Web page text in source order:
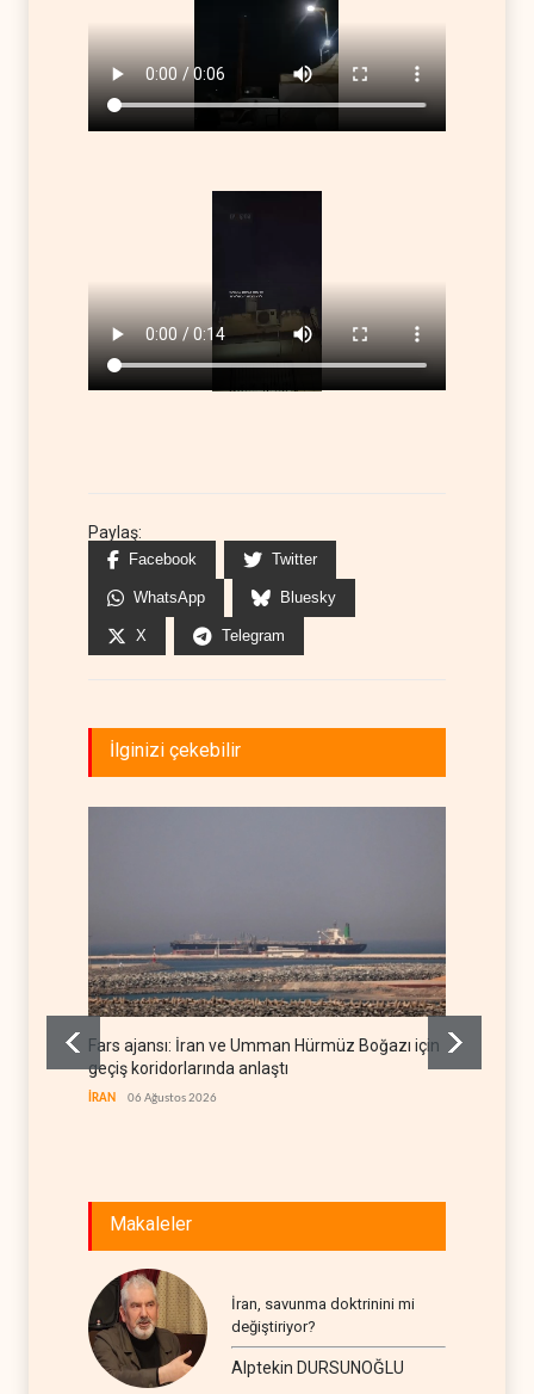
Paylaş:
Facebook Twitter
WhatsApp Bluesky
X Telegram
İlginizi çekebilir
Fars ajansı: İran ve Umman Hürmüz Boğazı için
geçiş koridorlarında anlaştı
İRAN 06 Ağustos 2026
Makaleler
İran, savunma doktrinini mi
değiştiriyor?
Alptekin DURSUNOĞLU